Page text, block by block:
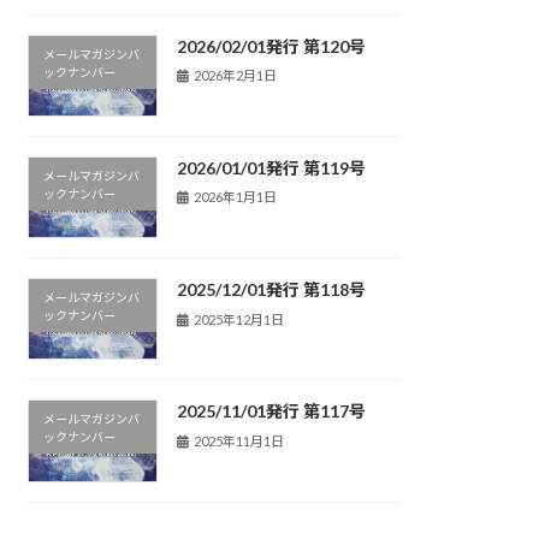
メールマガジンバ
ックナンバー
2026/02/01発行 第120号
2026年2月1日
メールマガジンバ
ックナンバー
2026/01/01発行 第119号
2026年1月1日
メールマガジンバ
ックナンバー
2025/12/01発行 第118号
2025年12月1日
メールマガジンバ
ックナンバー
2025/11/01発行 第117号
2025年11月1日